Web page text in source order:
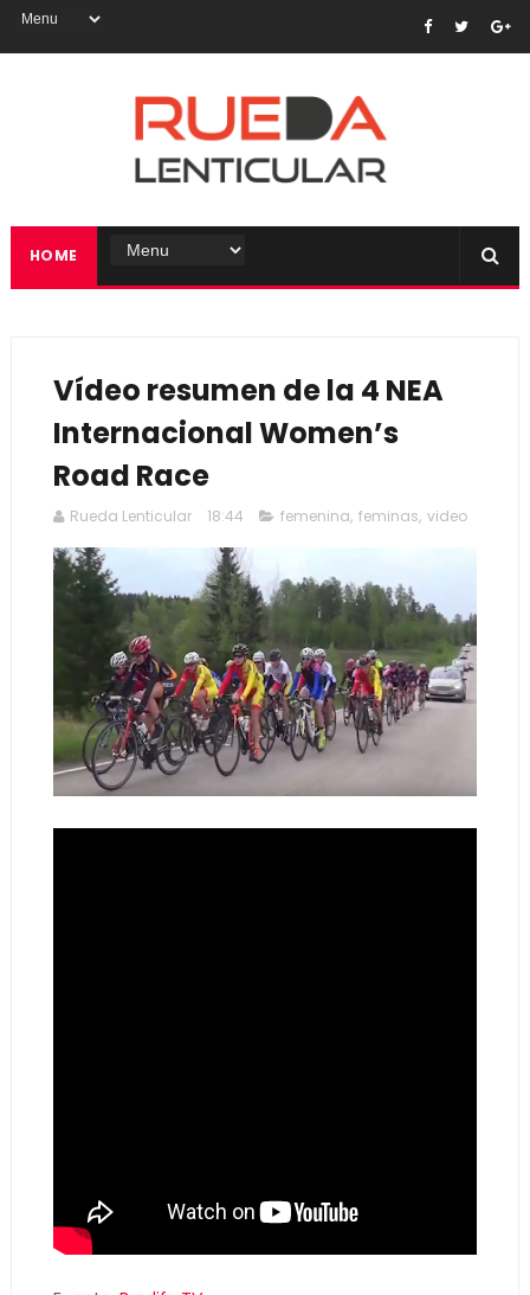
HOME
Vídeo resumen de la 4 NEA
Internacional Women’s
Road Race
Rueda Lenticular 18:44 femenina, feminas, video